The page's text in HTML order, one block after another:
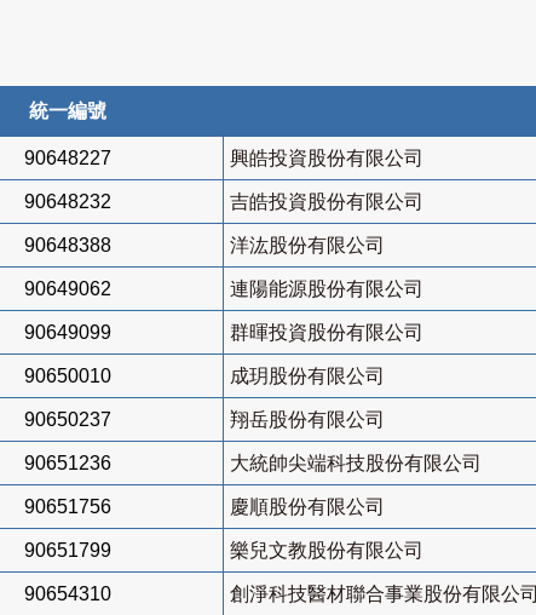
統一編號
90648227 興皓投資股份有限公司
90648232 吉皓投資股份有限公司
90648388 洋汯股份有限公司
90649062 連陽能源股份有限公司
90649099 群暉投資股份有限公司
90650010 成玥股份有限公司
90650237 翔岳股份有限公司
90651236 大統帥尖端科技股份有限公司
90651756 慶順股份有限公司
90651799 樂兒文教股份有限公司
90654310 創淨科技醫材聯合事業股份有限公司